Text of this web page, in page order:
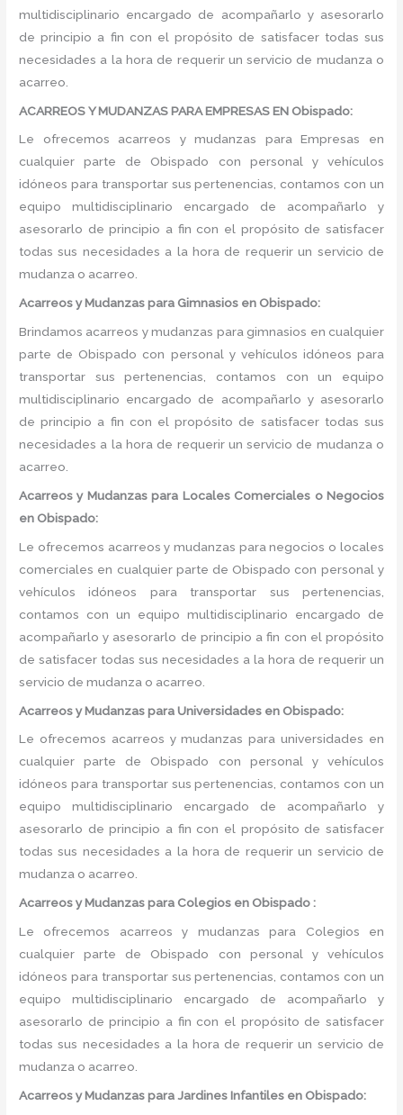
multidisciplinario encargado de acompañarlo y asesorarlo
de principio a fin con el propósito de satisfacer todas sus
necesidades a la hora de requerir un servicio de mudanza o
acarreo.
ACARREOS Y MUDANZAS PARA EMPRESAS EN Obispado:
Le ofrecemos acarreos y mudanzas para Empresas en
cualquier parte de Obispado con personal y vehículos
idóneos para transportar sus pertenencias, contamos con un
equipo multidisciplinario encargado de acompañarlo y
asesorarlo de principio a fin con el propósito de satisfacer
todas sus necesidades a la hora de requerir un servicio de
mudanza o acarreo.
Acarreos y Mudanzas para Gimnasios en Obispado:
Brindamos acarreos y mudanzas para gimnasios en cualquier
parte de Obispado con personal y vehículos idóneos para
transportar sus pertenencias, contamos con un equipo
multidisciplinario encargado de acompañarlo y asesorarlo
de principio a fin con el propósito de satisfacer todas sus
necesidades a la hora de requerir un servicio de mudanza o
acarreo.
Acarreos y Mudanzas para Locales Comerciales o Negocios
en Obispado:
Le ofrecemos acarreos y mudanzas para negocios o locales
comerciales en cualquier parte de Obispado con personal y
vehículos idóneos para transportar sus pertenencias,
contamos con un equipo multidisciplinario encargado de
acompañarlo y asesorarlo de principio a fin con el propósito
de satisfacer todas sus necesidades a la hora de requerir un
servicio de mudanza o acarreo.
Acarreos y Mudanzas para Universidades en Obispado:
Le ofrecemos acarreos y mudanzas para universidades en
cualquier parte de Obispado con personal y vehículos
idóneos para transportar sus pertenencias, contamos con un
equipo multidisciplinario encargado de acompañarlo y
asesorarlo de principio a fin con el propósito de satisfacer
todas sus necesidades a la hora de requerir un servicio de
mudanza o acarreo.
Acarreos y Mudanzas para Colegios en Obispado :
Le ofrecemos acarreos y mudanzas para Colegios en
cualquier parte de Obispado con personal y vehículos
idóneos para transportar sus pertenencias, contamos con un
equipo multidisciplinario encargado de acompañarlo y
asesorarlo de principio a fin con el propósito de satisfacer
todas sus necesidades a la hora de requerir un servicio de
mudanza o acarreo.
Acarreos y Mudanzas para Jardines Infantiles en Obispado: